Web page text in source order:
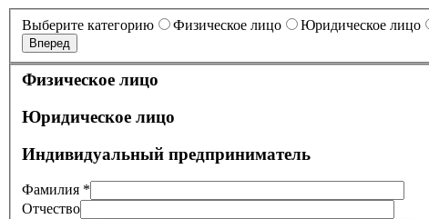
Выберите категорию Физическое лицо Юридическое лицо
Вперед
Физическое лицо
Юридическое лицо
Индивидуальный предприниматель
Фамилия *
Отчество